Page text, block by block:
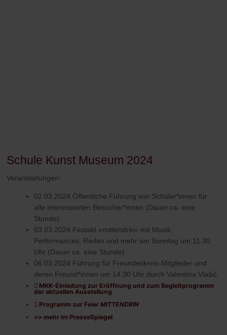
Schule Kunst Museum 2024
Veranstaltungen:
02.03.2024 Öffentliche Führung von Schüler*innen für
alle interessierten Besucher*innen (Dauer ca. eine
Stunde).
03.03.2024 Festakt »mittendrin« mit Musik,
Performances, Reden und mehr am Sonntag um 11.30
Uhr (Dauer ca. eine Stunde).
06.03.2024 Führung für Freundeskreis-Mitglieder und
deren Freund*innen um 14:30 Uhr durch Valentina Vlašić.
MKK-Einladung zur Eröffnung und zum Begleitprogramm
der aktuellen Ausstellung
Programm zur FeierMITTENDRIN
>> mehr im PresseSpiegel